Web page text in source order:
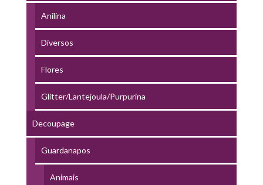
Anilina
Diversos
Flores
Glitter/Lantejoula/Purpurina
Decoupage
Guardanapos
Animais